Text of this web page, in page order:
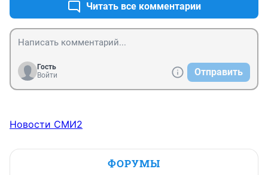
Читать все комментарии
Гость
Войти
Отправить
Новости СМИ2
ФОРУМЫ